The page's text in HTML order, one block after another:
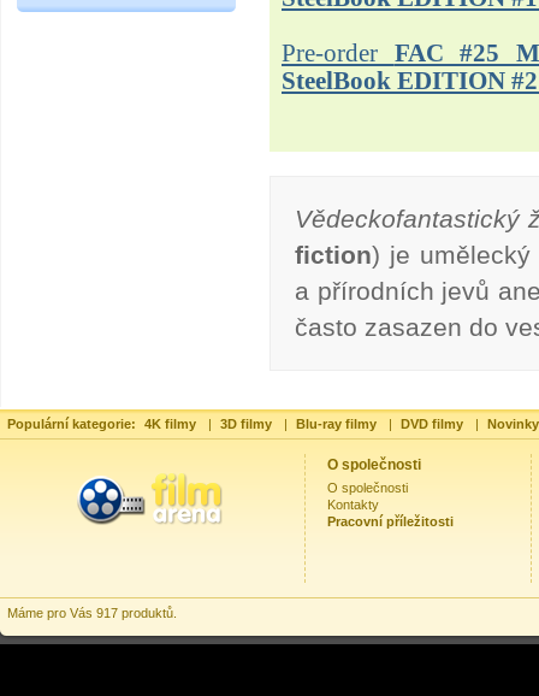
Pre-order FAC #25
SteelBook EDITION #2
Vědeckofantastický
fiction) je umělecký
a přírodních jevů
často zasazen do
Populární kategorie: 4K filmy | 3D filmy | Blu-ray filmy | DVD filmy |
O společnosti
O společnosti
Kontakty
Pracovní příležitosti
Máme pro Vás 917 produktů.